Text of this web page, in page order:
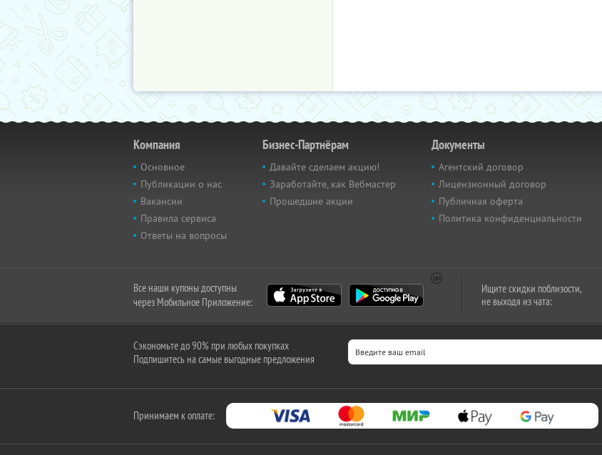
Компания
Основное
Публикации о нас
Вакансии
Правила сервиса
Ответы на вопросы
Бизнес-Партнёрам
Давайте сделаем акцию!
Заработайте, как Вебмастер
Прошедшие акции
Документы
Агентский договор
Лицензионный договор
Публичная оферта
Политика конфиденциальности
Все наши купоны доступны
через Мобильное Приложение:
Ищите скидки поблизости,
не выходя из чата:
Сэкономьте до 90% при любых покупках
Подпишитесь на самые выгодные предложения
Принимаем к оплате: